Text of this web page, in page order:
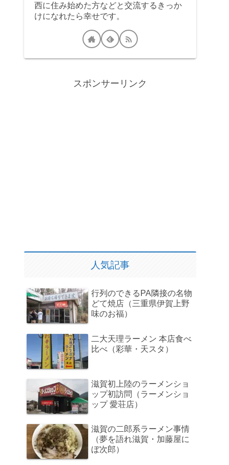
西に住み始めた方などと交流するきっか
けになれたら幸せです。
スポンサーリンク
人気記事
行列のできるPA隣接の名物
どて焼店（三重県伊賀上野
味のお福）
二大天理ラーメン 本店食べ
比べ（彩華・天スタ）
滋賀初上陸のラーメンショ
ップ初訪問（ラーメンショ
ップ 愛荘店）
滋賀の二郎系ラーメン事情
（夢を語れ滋賀・加藤屋に
ぼ次郎）